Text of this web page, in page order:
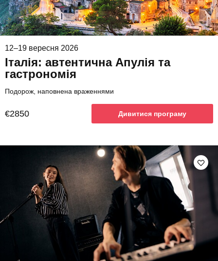
12–19 вересня 2026
Італія: автентична Апулія та
гастрономія
Подорож, наповнена враженнями
€2850 Дивитися програму